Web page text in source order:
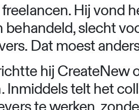
Hij vond
slecht
Dat moest
hij CreateNew
Inmiddels telt het